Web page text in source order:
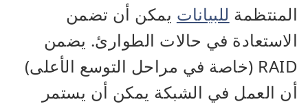
المنتظمة للبيانات يمكن أن تضمن
الاستعادة في حالات الطوارئ. يضمن
RAID (خاصة في مراحل التوسع الأعلى)
أن العمل في الشبكة يمكن أن يستمر